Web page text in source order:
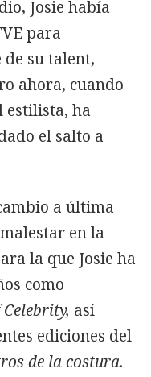
Josie había
para
su talent,
ahora, cuando
estilista, ha
el salto a
a última
en la
la que Josie ha
como
así
ediciones del
de la costura.